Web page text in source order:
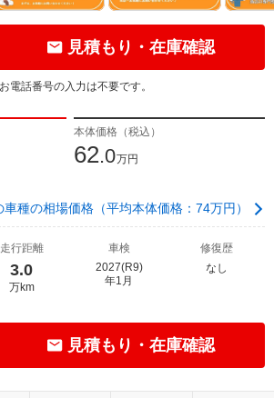
見積もり・在庫確認
電話番号の入力は不要です。
本体価格（税込）
62.0万円
車種の相場価格（平均本体価格：74万円）
走行距離
3.0
万km
車検
2027(R9)
年1月
修復歴
なし
見積もり・在庫確認